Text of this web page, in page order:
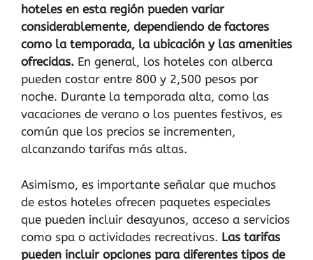
hoteles en esta región pueden variar
considerablemente, dependiendo de factores
como la temporada, la ubicación y las amenities
ofrecidas. En general, los hoteles con alberca
pueden costar entre 800 y 2,500 pesos por
noche. Durante la temporada alta, como las
vacaciones de verano o los puentes festivos, es
común que los precios se incrementen,
alcanzando tarifas más altas.
Asimismo, es importante señalar que muchos
de estos hoteles ofrecen paquetes especiales
que pueden incluir desayunos, acceso a servicios
como spa o actividades recreativas. Las tarifas
pueden incluir opciones para diferentes tipos de